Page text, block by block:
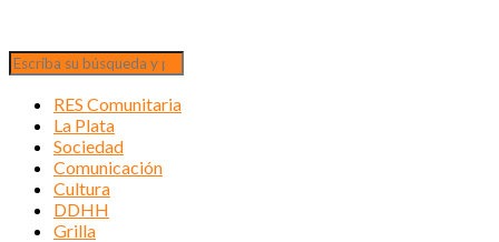
RES Comunitaria
La Plata
Sociedad
Comunicación
Cultura
DDHH
Grilla